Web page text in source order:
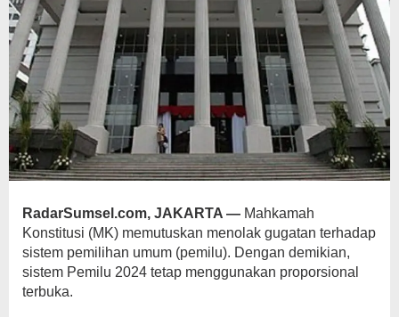
RadarSumsel.com, JAKARTA — Mahkamah
Konstitusi (MK) memutuskan menolak gugatan terhadap
sistem pemilihan umum (pemilu). Dengan demikian,
sistem Pemilu 2024 tetap menggunakan proporsional
terbuka.